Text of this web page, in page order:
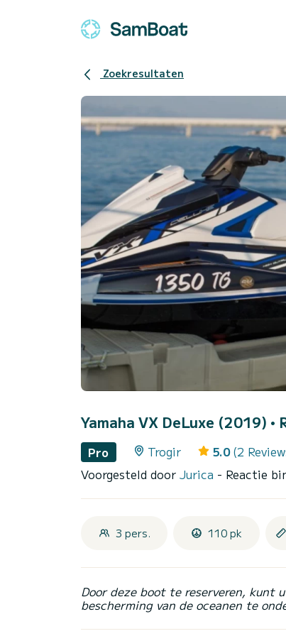
Zoekresultaten
Yamaha VX DeLuxe (2019) •
Pro Trogir 5.0 (2
Voorgesteld door Jurica - Reactie
3 pers. 110 pk
Door deze boot te reserveren, kunt
bescherming van de oceanen te